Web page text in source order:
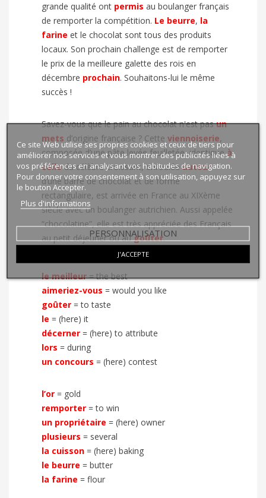
grande qualité ont permis au boulanger français
de remporter la compétition. Le beurre, la
farine et le chocolat sont tous des produits
locaux. Son prochain challenge est de remporter
le prix de la meilleure galette des rois en
décembre prochain. Souhaitons-lui le même
succès !
Savez-vous que le pain au chocolat n'est pasun
mets d’origine française ? Cette viennoiserie,
composée d’une pâte levée feuilletée, identiqueà
celledu célèbre croissant, enrouléeautour
d’une barre de chocolat et de forme
rectangulaire, est arrivée en France au XIXème
siècle avec un boulanger autrichien. Aussi appelée
“chocolatine”, elle est très appréciée des Français
au petit déjeuner ou augoûter.
le meilleur = the best
aimeriez-vous = would you like
goûter = to taste
le = (here) it
décerner = (here) to attribute
lors = during
un concours = (here) contest
l’or = gold
remporter = to win
un propriétaire = (here) owner
plusieurs = several
la cuisson = (here) baking
le beurre = butter
la farine = flour
Ce site Web utilise ses propres cookies et ceux de tiers pour
améliorer nos services et vous montrer des publicités liées à
vos préférences en analysant vos habitudes de navigation.
Pour donner votre consentement à son utilisation, appuyez sur
le bouton Accepter.
Plus d'informations
PERSONNALISATION
J'ACCEPTE